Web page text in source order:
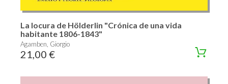
La locura de Hölderlin "Crónica de una vida
habitante 1806-1843"
Agamben, Giorgio
21,00 €